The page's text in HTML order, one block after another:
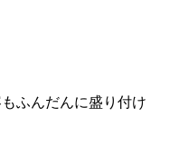
ふんだんに盛り付け